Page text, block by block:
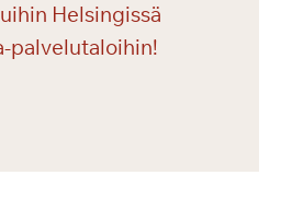
Helsingissä
palvelutaloihin!